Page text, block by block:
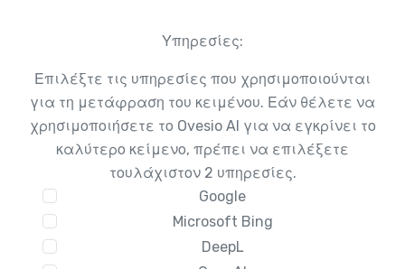
Υπηρεσίες:
Επιλέξτε τις υπηρεσίες που χρησιμοποιούνται
για τη μετάφραση του κειμένου. Εάν θέλετε να
χρησιμοποιήσετε το Ovesio AI για να εγκρίνει το
καλύτερο κείμενο, πρέπει να επιλέξετε
τουλάχιστον 2 υπηρεσίες.
Google
Microsoft Bing
DeepL